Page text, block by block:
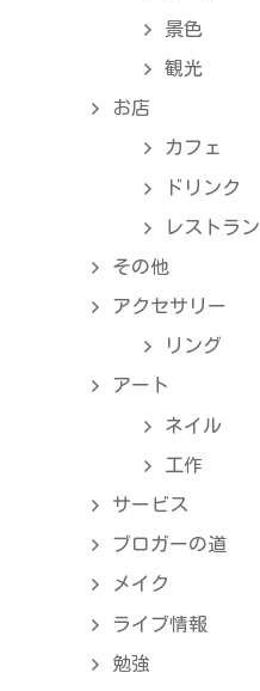
景色
観光
お店
カフェ
ドリンク
レストラン
その他
アクセサリー
リング
アート
ネイル
工作
サービス
ブロガーの道
メイク
ライブ情報
勉強